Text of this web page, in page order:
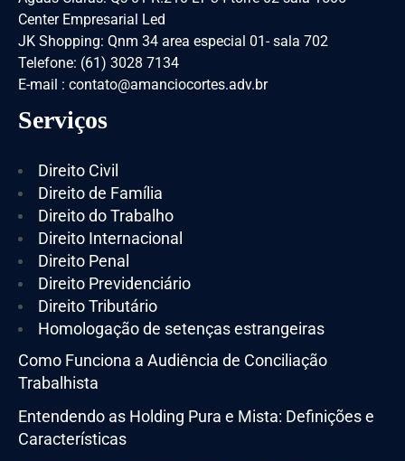
Center Empresarial Led
JK Shopping: Qnm 34 area especial 01- sala 702
Telefone: (61) 3028 7134
E-mail : contato@amanciocortes.adv.br
Serviços
Direito Civil
Direito de Família
Direito do Trabalho
Direito Internacional
Direito Penal
Direito Previdenciário
Direito Tributário
Homologação de setenças estrangeiras
Como Funciona a Audiência de Conciliação
Trabalhista
Entendendo as Holding Pura e Mista: Definições e
Características